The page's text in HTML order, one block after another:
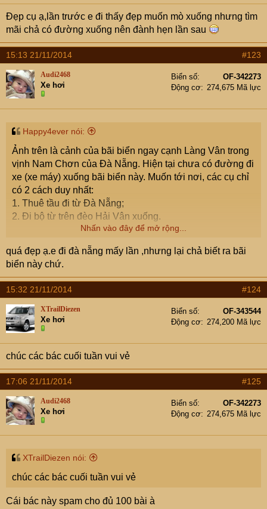
Đẹp cụ ạ,lần trước e đi thấy đẹp muốn mò xuống nhưng tìm
mãi chả có đường xuống nên đành hẹn lần sau
15:13 21/11/2014 #123
Audi2468
Xe hơi
Biển số
OF-342273
Động cơ
274,675 Mã lực
Happy4ever nói:
Ảnh trên là cảnh của bãi biển ngay cạnh Làng Vân trong
vịnh Nam Chơn của Đà Nẵng. Hiện tại chưa có đường đi
xe (xe máy) xuống bãi biển này. Muốn tới nơi, các cụ chỉ
có 2 cách duy nhất:
1. Thuê tầu đi từ Đà Nẵng;
2. Đi bộ từ trên đèo Hải Vân xuống.
Đây là cảnh bãi biển em chụp từ trên đường mòn lúc đi
xuống.
Nhấn vào đây để mở rộng...
quá đẹp ạ.e đi đà nẵng mấy lần ,nhưng lại chả biết ra bãi
biển này chứ.
15:32 21/11/2014 #124
XTrailDiezen
Xe hơi
Biển số
OF-343544
Động cơ
274,200 Mã lực
chúc các bác cuối tuần vui vẻ
17:06 21/11/2014 #125
Audi2468
Xe hơi
Biển số
OF-342273
Động cơ
274,675 Mã lực
XTrailDiezen nói:
chúc các bác cuối tuần vui vẻ
Cái bác này spam cho đủ 100 bài à